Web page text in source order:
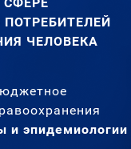
ЧЕЛОВЕКА
и эпидемиологии